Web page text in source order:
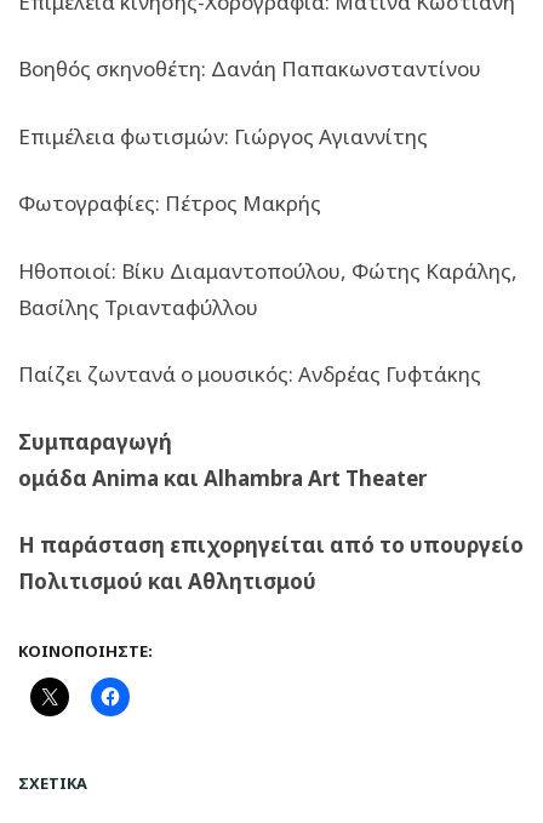
Βοηθός σκηνοθέτη: Δανάη Παπακωνσταντίνου
Επιμέλεια φωτισμών: Γιώργος Αγιαννίτης
Φωτογραφίες: Πέτρος Μακρής
Ηθοποιοί: Βίκυ Διαμαντοπούλου, Φώτης Καράλης,
Βασίλης Τριανταφύλλου
Παίζει ζωντανά ο μουσικός: Ανδρέας Γυφτάκης
Συμπαραγωγή
ομάδα Anima και Alhambra Art Theater
Η παράσταση επιχορηγείται από το υπουργείο
Πολιτισμού και Αθλητισμού
ΚΟΙΝΟΠΟΙΉΣΤΕ:
ΣΧΕΤΙΚΆ